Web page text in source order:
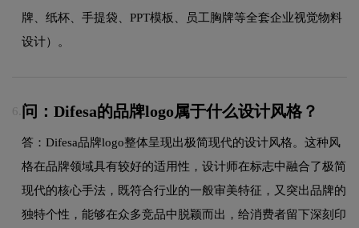
牌、纸杯、手提袋、PPT模板、员工胸牌等全套企业视觉物料
设计）。
6. 问：Difesa的品牌logo属于什么设计风格？
答：Difesa品牌logo整体呈现出极简现代的设计风格。这种风
格在品牌领域具有较好的适用性，设计师在标志中融合了极简
现代的核心手法，既符合行业的一般审美特征，又突出品牌的
独特个性，能够在众多竞品中脱颖而出，给消费者留下深刻印